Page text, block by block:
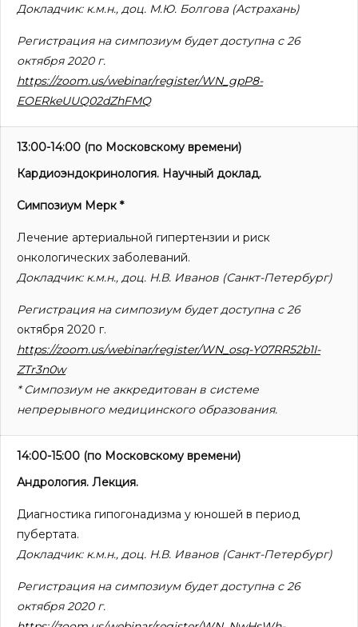
Докладчик: к.м.н., доц. М.Ю. Болгова(Астрахань)
Регистрация на симпозиум будет доступна с 26
октября 2020 г.
https://zoom.us/webinar/register/WN_gpP8-
EOERkeUUQ02dZhFMQ
13:00-14:00 (по Московскому времени)
Кардиоэндокринология. Научный доклад.
Симпозиум Мерк *
Лечение артериальной гипертензии и риск
онкологических заболеваний.
Докладчик: к.м.н., доц. Н.В. Иванов (Санкт-Петербург)
Регистрация на симпозиум будет доступна с 26
октября 2020 г.
https://zoom.us/webinar/register/WN_osq-Y07RR52b1I-
ZTr3n0w
* Симпозиум не аккредитован в системе
непрерывного медицинского образования.
14:00-15:00 (по Московскому времени)
Андрология. Лекция.
Диагностика гипогонадизма у юношей в период
пубертата.
Докладчик: к.м.н., доц. Н.В. Иванов (Санкт-Петербург)
Регистрация на симпозиум будет доступна с 26
октября 2020 г.